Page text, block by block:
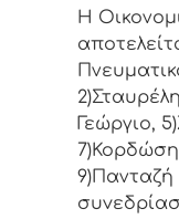
Η
Γεώργιο,
7)Κορδώση
9)Πανταζή